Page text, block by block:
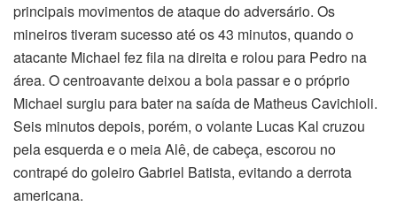
principais movimentos de ataque do adversário. Os
mineiros tiveram sucesso até os 43 minutos, quando o
atacante Michael fez fila na direita e rolou para Pedro na
área. O centroavante deixou a bola passar e o próprio
Michael surgiu para bater na saída de Matheus Cavichioli.
Seis minutos depois, porém, o volante Lucas Kal cruzou
pela esquerda e o meia Alê, de cabeça, escorou no
contrapé do goleiro Gabriel Batista, evitando a derrota
americana.